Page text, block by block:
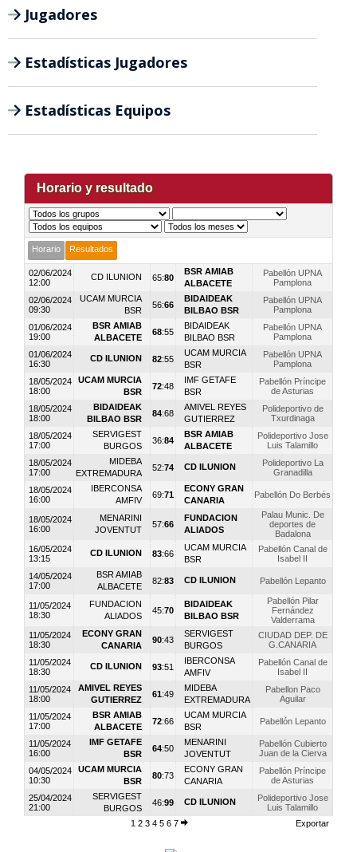
Jugadores
Estadísticas Jugadores
Estadísticas Equipos
Horario y resultado
Horario Resultados
02/06/2024
12:00
CD ILUNION 65:80
BSR AMIAB
ALBACETE
Pabellón UPNA
Pamplona
02/06/2024
09:30
UCAM MURCIA
BSR
56:66
BIDAIDEAK
BILBAO BSR
Pabellón UPNA
Pamplona
01/06/2024
19:00
BSR AMIAB
ALBACETE
68:55
BIDAIDEAK
BILBAO BSR
Pabellón UPNA
Pamplona
01/06/2024
16:30
CD ILUNION 82:55
UCAM MURCIA
BSR
Pabellón UPNA
Pamplona
18/05/2024
18:00
UCAM MURCIA
BSR
72:48
IMF GETAFE
BSR
Pabellón Príncipe
de Asturias
18/05/2024
18:00
BIDAIDEAK
BILBAO BSR
84:68
AMIVEL REYES
GUTIERREZ
Polideportivo de
Txurdinaga
18/05/2024
17:00
SERVIGEST
BURGOS
36:84
BSR AMIAB
ALBACETE
Polideportivo Jose
Luis Talamillo
18/05/2024
17:00
MIDEBA
EXTREMADURA
52:74 CD ILUNION
Polideportivo La
Granadilla
18/05/2024
16:00
IBERCONSA
AMFIV
69:71
ECONY GRAN
CANARIA
Pabellón Do Berbés
18/05/2024
16:00
MENARINI
JOVENTUT
57:66
FUNDACION
ALIADOS
Palau Munic. De
deportes de
Badalona
16/05/2024
13:15
CD ILUNION 83:66
UCAM MURCIA
BSR
Pabellón Canal de
Isabel II
14/05/2024
17:00
BSR AMIAB
ALBACETE
82:83 CD ILUNION Pabellón Lepanto
11/05/2024
18:30
FUNDACION
ALIADOS
45:70
BIDAIDEAK
BILBAO BSR
Pabellón Pilar
Fernández
Valderrama
11/05/2024
18:30
ECONY GRAN
CANARIA
90:43
SERVIGEST
BURGOS
CIUDAD DEP. DE
G.CANARIA
11/05/2024
18:30
CD ILUNION 93:51
IBERCONSA
AMFIV
Pabellón Canal de
Isabel II
11/05/2024
18:00
AMIVEL REYES
GUTIERREZ
61:49
MIDEBA
EXTREMADURA
Pabellon Paco
Aguilar
11/05/2024
17:00
BSR AMIAB
ALBACETE
72:66
UCAM MURCIA
BSR
Pabellón Lepanto
11/05/2024
16:00
IMF GETAFE
BSR
64:50
MENARINI
JOVENTUT
Pabellón Cubierto
Juan de la Cierva
04/05/2024
10:30
UCAM MURCIA
BSR
80:73
ECONY GRAN
CANARIA
Pabellón Príncipe
de Asturias
25/04/2024
21:00
SERVIGEST
BURGOS
46:99 CD ILUNION
Polideportivo Jose
Luis Talamillo
1 2 3 4 5 6 7 Exportar